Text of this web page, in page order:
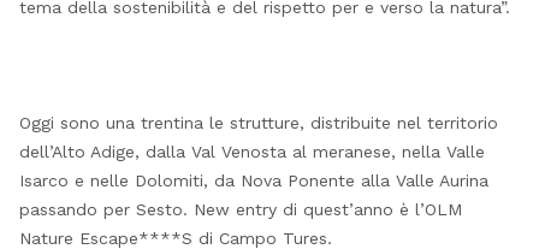
tema della sostenibilità e del rispetto per e verso la natura”.
Oggi sono una trentina le strutture, distribuite nel territorio
dell’Alto Adige, dalla Val Venosta al meranese, nella Valle
Isarco e nelle Dolomiti, da Nova Ponente alla Valle Aurina
passando per Sesto. New entry di quest’anno è l’OLM
Nature Escape****S di Campo Tures.